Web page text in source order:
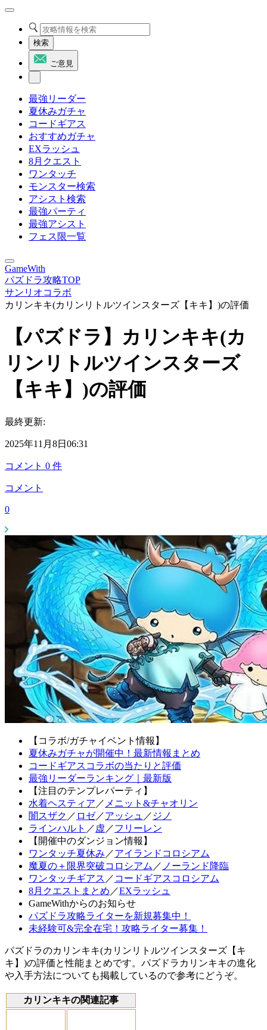
検索
ご意見
最強リーダー
夏休みガチャ
コードギアス
おすすめガチャ
EXラッシュ
8月クエスト
ワンタッチ
モンスター検索
アシスト検索
最強パーティ
最強アシスト
フェス限一覧
GameWith
パズドラ攻略TOP
サンリオコラボ
カリンキキ(カリンリトルツインスターズ【キキ】)の評価
【パズドラ】カリンキキ(カ
リンリトルツインスターズ
【キキ】)の評価
最終更新:
2025年11月8日06:31
コメント 0 件
コメント
0
【コラボ/ガチャイベント情報】
夏休みガチャが開催中！最新情報まとめ
コードギアスコラボの当たりと評価
最強リーダーランキング｜最新版
【注目のテンプレパーティ】
水着ヘスティア ／ メニット&チャオリン
闇スザク ／ ロゼ／アッシュ ／ ジノ
ラインハルト ／ 虚 ／フリーレン
【開催中のダンジョン情報】
ワンタッチ夏休み ／アイランドコロシアム
魔夏の＋限界突破コロシアム ／ ノーランド降臨
ワンタッチギアス ／ コードギアスコロシアム
8月クエストまとめ ／EXラッシュ
GameWithからのお知らせ
パズドラ攻略ライターを新規募集中！
未経験可&完全在宅！攻略ライター募集！
パズドラのカリンキキ(カリンリトルツインスターズ【キ
キ】)の評価と性能まとめです。パズドラカリンキキの進化
や入手方法についても掲載しているので参考にどうぞ。
カリンキキの関連記事